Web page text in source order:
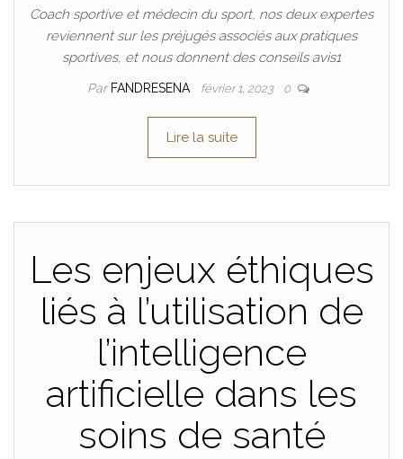
Coach sportive et médecin du sport, nos deux expertes
reviennent sur les préjugés associés aux pratiques
sportives, et nous donnent des conseils avis1
Par FANDRESENA février 1, 2023 0
Lire la suite
Les enjeux éthiques
liés à l’utilisation de
l’intelligence
artificielle dans les
soins de santé